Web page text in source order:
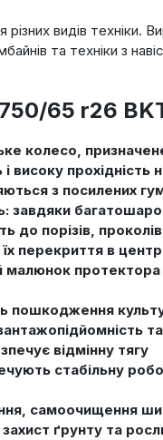
видів техніки.
та техніки з
65 r26
колесо,
високу прохідність
з посилених
завдяки
до порізів,
перекриття в
малюнок
пошкодження
та
відмінну тягу
стабільну
самоочищення
ґрунту та